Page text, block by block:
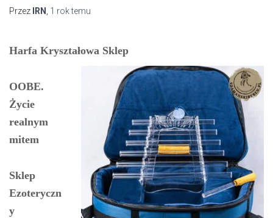
Przez
IRN 1 roktemu
Harfa Kryształowa Sklep
OOBE.
Życie
realnym
mitem
Sklep
Ezoteryczn
y